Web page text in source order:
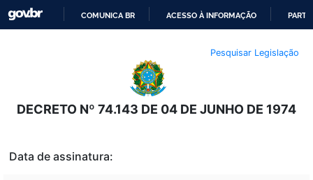
O
CONTEÚDO
COMUNICA BR ACESSO À INFORMAÇÃO
Pesquisar Legislação
DECRETO Nº 74.143 DE 04 DE JUNHO DE 1974
Data de assinatura: